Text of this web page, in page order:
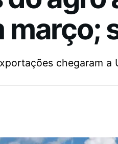
março;
chegaram a